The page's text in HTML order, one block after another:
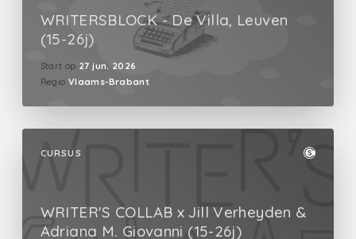
WRITERSBLOCK - De Villa, Leuven
(15-26j)
Start op 27 jun. 2026
Regio Vlaams-Brabant
CURSUS
WRITER'S COLLAB x Jill Verheyden &
Adriana M. Giovanni (15-26j)